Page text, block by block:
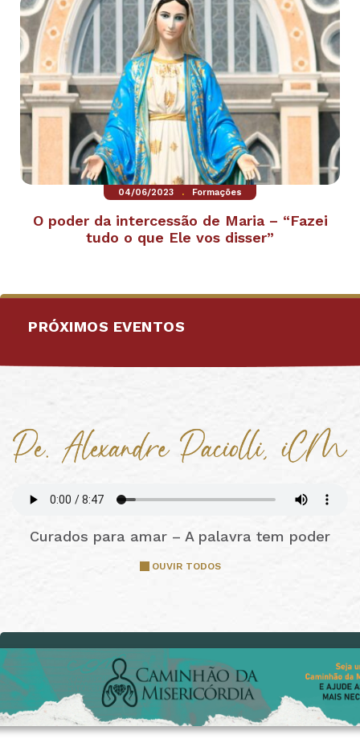
04/06/2023 . Formações
O poder da intercessão de Maria – “Fazei
tudo o que Ele vos disser”
PRÓXIMOS EVENTOS
Curados para amar – A palavra tem poder
OUVIR TODOS